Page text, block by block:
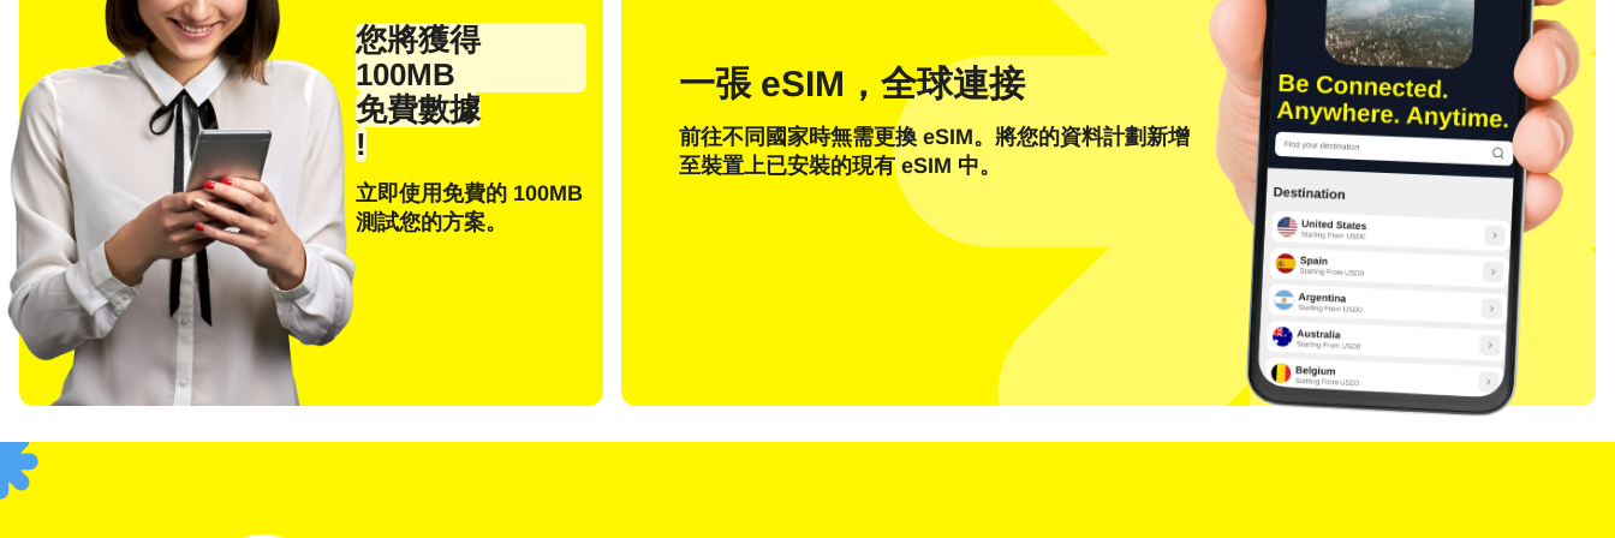
您將獲得
100MB
免費數據
!
立即使用免費的 100MB
測試您的方案。
一張 eSIM，全球連接
前往不同國家時無需更換 eSIM。將您的資料計劃新增
至裝置上已安裝的現有 eSIM 中。
Español
選擇貨幣：
發送一次性密碼
或使用以下方式登入：